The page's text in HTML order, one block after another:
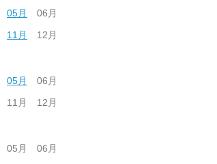
05月
06月
11月 12月
05月
06月
11月 12月
05月
06月